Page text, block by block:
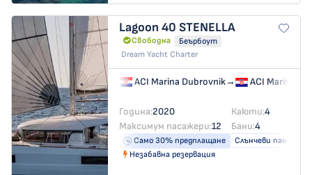
Lagoon 40 STENELLA
Свободна
Беърбоут
Dream Yacht Charter
ACI Marina Dubrovnik→ ACI Marina
Година:2020 Каюти:4
Максимум пасажери:12 Бани:4
Само 30% предплащане
Слънчеви панели
Незабавна резервация